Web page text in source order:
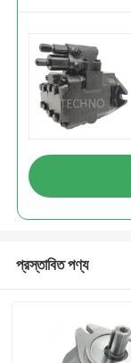
প্রস্তাবিত পণ্য